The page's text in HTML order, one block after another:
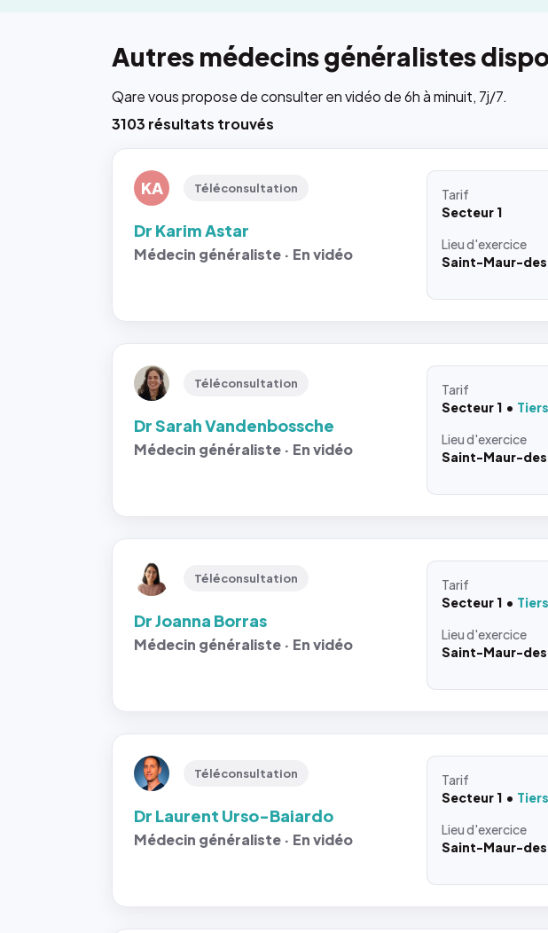
Autres médecins généralistes
Qare vous propose de consulter en vidéo de 6h à minuit, 7j/7.
3103 résultats trouvés
KA Téléconsultation
Dr Karim Astar
Médecin généraliste · En vidéo
Tarif
Secteur 1
Lieud'exercice
Saint-Maur-
Téléconsultation
Dr Sarah Vandenbossche
Médecin généraliste · En vidéo
Tarif
Secteur 1
Lieud'exercice
Saint-Maur-
Téléconsultation
Dr Joanna Borras
Médecin généraliste · En vidéo
Tarif
Secteur 1
Lieud'exercice
Saint-Maur-
Téléconsultation
Dr Laurent Urso-Baiardo
Médecin généraliste · En vidéo
Tarif
Secteur 1
Lieud'exercice
Saint-Maur-